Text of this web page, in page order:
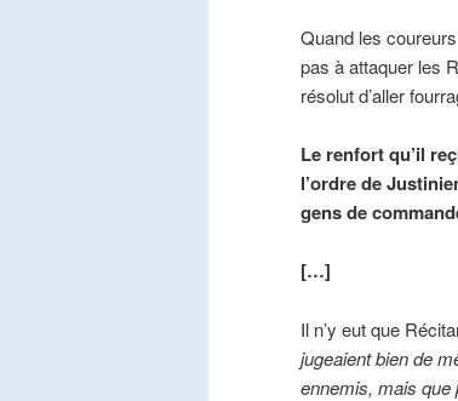
Quand les
pas à attaquer les
résolut d’aller
Le renfort qu’il
l’ordre de
gens de
[…]
Il n’y eut que
jugeaient bien de
ennemis, mais que